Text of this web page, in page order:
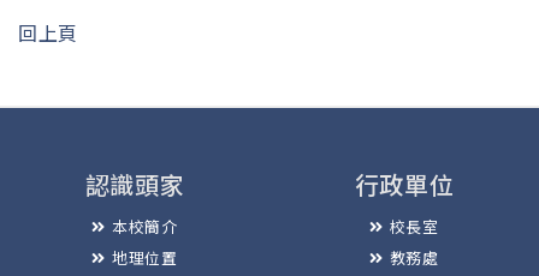
回上頁
認識頭家
本校簡介
地理位置
行政單位
校長室
教務處